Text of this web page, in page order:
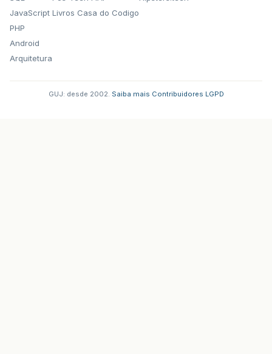
JavaScript
PHP
Android
Arquitetura
Livros Casa do Codigo
GUJ: desde 2002. Saiba mais Contribuidores LGPD